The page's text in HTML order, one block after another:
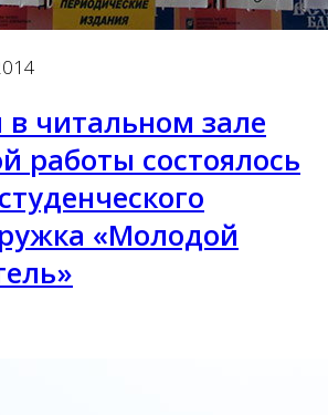
в читальном зале
работы состоялось
«Молодой